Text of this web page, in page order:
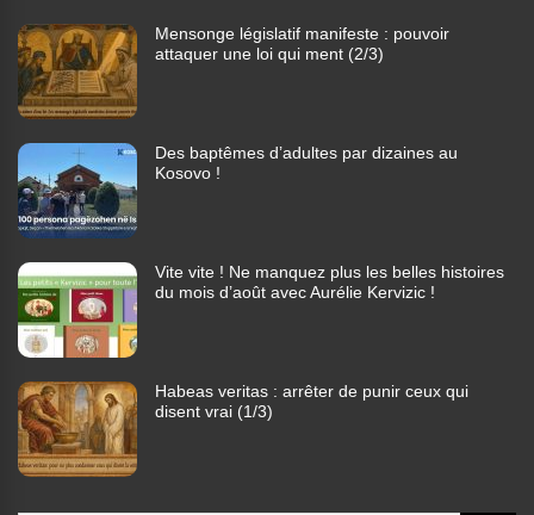
Mensonge législatif manifeste : pouvoir
attaquer une loi qui ment (2/3)
Des baptêmes d’adultes par dizaines au
Kosovo !
Vite vite ! Ne manquez plus les belles histoires
du mois d’août avec Aurélie Kervizic !
Habeas veritas : arrêter de punir ceux qui
disent vrai (1/3)